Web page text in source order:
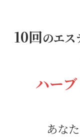
10回のエス
ハー
あな